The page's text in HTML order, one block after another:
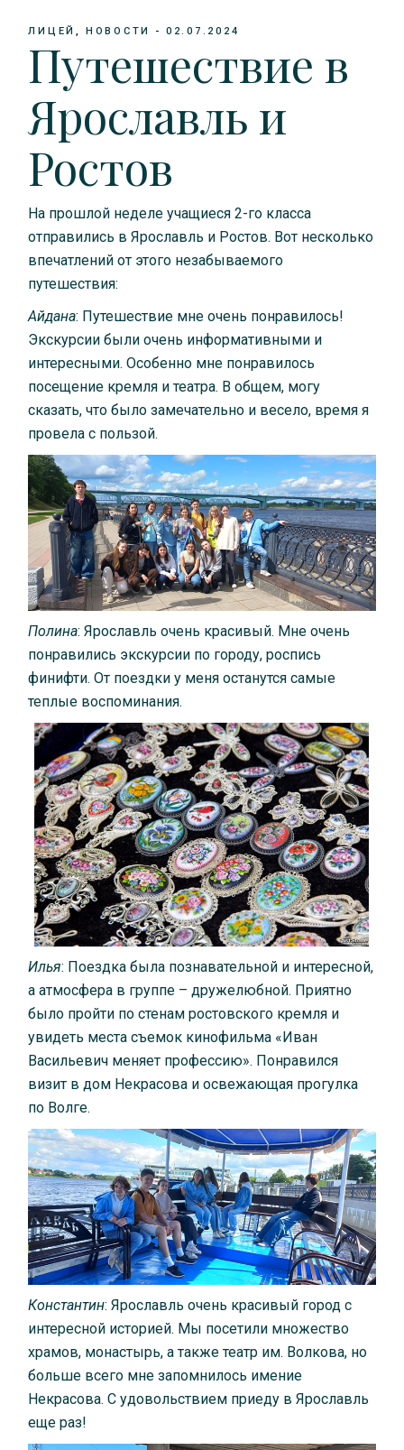
ЛИЦЕЙ НОВОСТИ 02.07.2024
Путешествие в
Ярославль и
Ростов
На прошлой неделе учащиеся 2-го класса
отправились в Ярославль и Ростов. Вот несколько
впечатлений от этого незабываемого
путешествия:
Айдана: Путешествие мне очень понравилось!
Экскурсии были очень информативными и
интересными. Особенно мне понравилось
посещение кремля и театра. В общем, могу
сказать, что было замечательно и весело, время я
провела с пользой.
Полина: Ярославль очень красивый. Мне очень
понравились экскурсии по городу, роспись
финифти. От поездки у меня останутся самые
теплые воспоминания.
Илья: Поездка была познавательной и интересной,
а атмосфера в группе – дружелюбной. Приятно
было пройти по стенам ростовского кремля и
увидеть места съемок кинофильма «Иван
Васильевич меняет профессию». Понравился
визит в дом Некрасова и освежающая прогулка
по Волге.
Константин: Ярославль очень красивый город с
интересной историей. Мы посетили множество
храмов, монастырь, а также театр им. Волкова, но
больше всего мне запомнилось имение
Некрасова. С удовольствием приеду в Ярославль
еще раз!